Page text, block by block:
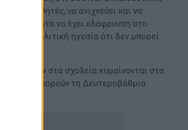
τους μαθητές, να ανιχνεύει και να
δυνατότητα να έχει ελάφρυνση στο
την πολιτική ηγεσία ότι δεν μπορεί
στα σχολεία κυμαίνονται στα
αφορούν τη Δευτεροβάθμια